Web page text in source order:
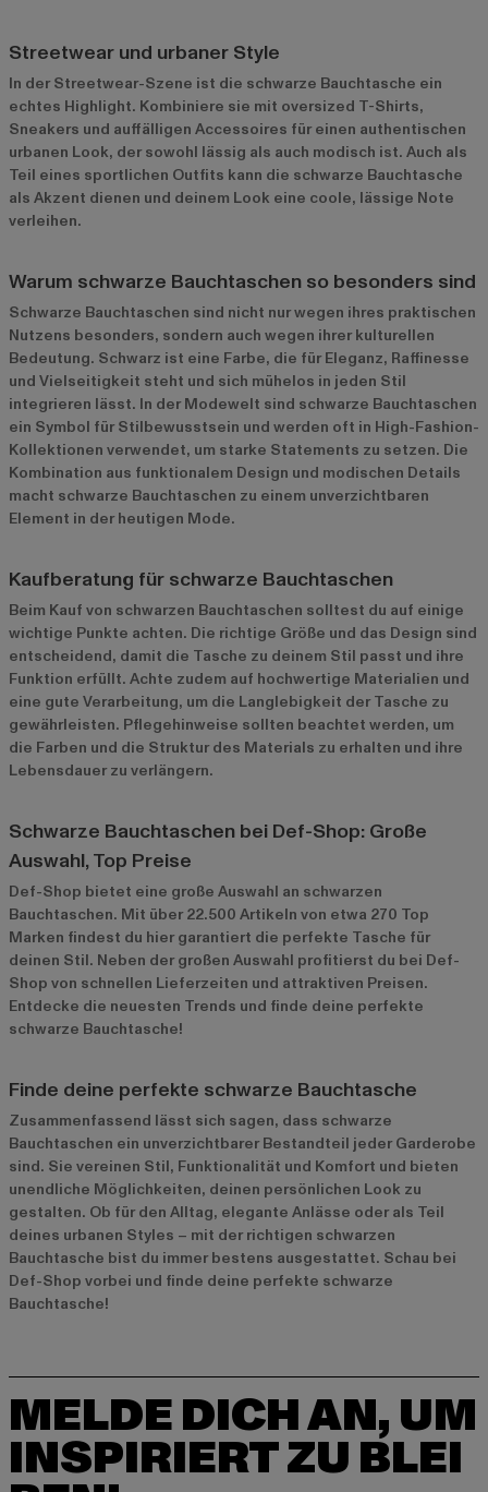
Streetwear und urbaner Style
In der Streetwear-Szene ist die schwarze Bauchtasche ein
echtes Highlight. Kombiniere sie mit oversized T-Shirts,
Sneakers und auffälligen Accessoires für einen authentischen
urbanen Look, der sowohl lässig als auch modisch ist. Auch als
Teil eines sportlichen Outfits kann die schwarze Bauchtasche
als Akzent dienen und deinem Look eine coole, lässige Note
verleihen.
Warum schwarze Bauchtaschen so besonders sind
Schwarze Bauchtaschen sind nicht nur wegen ihres praktischen
Nutzens besonders, sondern auch wegen ihrer kulturellen
Bedeutung. Schwarz ist eine Farbe, die für Eleganz, Raffinesse
und Vielseitigkeit steht und sich mühelos in jeden Stil
integrieren lässt. In der Modewelt sind schwarze Bauchtaschen
ein Symbol für Stilbewusstsein und werden oft in High-Fashion-
Kollektionen verwendet, um starke Statements zu setzen. Die
Kombination aus funktionalem Design und modischen Details
macht schwarze Bauchtaschen zu einem unverzichtbaren
Element in der heutigen Mode.
Kaufberatung für schwarze Bauchtaschen
Beim Kauf von schwarzen Bauchtaschen solltest du auf einige
wichtige Punkte achten. Die richtige Größe und das Design sind
entscheidend, damit die Tasche zu deinem Stil passt und ihre
Funktion erfüllt. Achte zudem auf hochwertige Materialien und
eine gute Verarbeitung, um die Langlebigkeit der Tasche zu
gewährleisten. Pflegehinweise sollten beachtet werden, um
die Farben und die Struktur des Materials zu erhalten und ihre
Lebensdauer zu verlängern.
Schwarze Bauchtaschen bei Def-Shop: Große
Auswahl, Top Preise
Def-Shop bietet eine große Auswahl an schwarzen
Bauchtaschen. Mit über 22.500 Artikeln von etwa 270 Top
Marken findest du hier garantiert die perfekte Tasche für
deinen Stil. Neben der großen Auswahl profitierst du bei Def-
Shop von schnellen Lieferzeiten und attraktiven Preisen.
Entdecke die neuesten Trends und finde deine perfekte
schwarze Bauchtasche!
Finde deine perfekte schwarze Bauchtasche
Zusammenfassend lässt sich sagen, dass schwarze
Bauchtaschen ein unverzichtbarer Bestandteil jeder Garderobe
sind. Sie vereinen Stil, Funktionalität und Komfort und bieten
unendliche Möglichkeiten, deinen persönlichen Look zu
gestalten. Ob für den Alltag, elegante Anlässe oder als Teil
deines urbanen Styles – mit der richtigen schwarzen
Bauchtasche bist du immer bestens ausgestattet. Schau bei
Def-Shop vorbei und finde deine perfekte schwarze
Bauchtasche!
MELDE DICH AN, UM
INSPIRIERT ZU BLEI